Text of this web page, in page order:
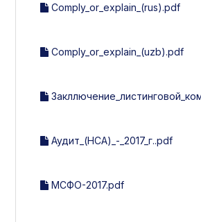
Comply_or_explain_(rus).pdf
Comply_or_explain_(uzb).pdf
Аудит_(НСА)_-_2017_г..pdf
МСФО-2017.pdf